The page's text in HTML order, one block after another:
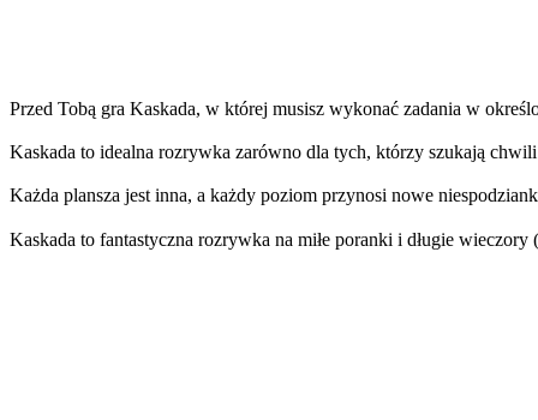
Przed Tobą gra Kaskada, w której musisz wykonać zadania w
Kaskada to idealna rozrywka zarówno dla tych, którzy szukają
Każda plansza jest inna, a każdy poziom przynosi nowe
Kaskada to fantastyczna rozrywka na miłe poranki i długie